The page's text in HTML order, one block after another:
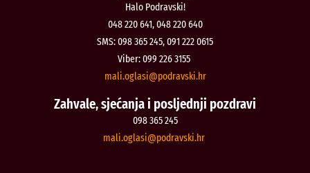
Halo Podravski!
048 220 641, 048 220 640
SMS: 098 365 245, 091 222 0615
Viber: 099 226 3155
rh.iksvardop
@isalgo.ilam
Zahvale, sjećanja i posljednji pozdravi
098 365 245
rh.iksvardop
@isalgo.ilam